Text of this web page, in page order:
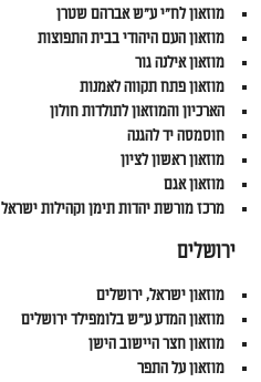
מוזאון לח"י ע"ש אברהם שטרן
מוזאון העם היהודי בבית התפוצות
מוזאון אילנה גור
מוזאון פתח תקווה לאמנות
הארכיון והמוזאון לתולדות חולון
חוסמסה יד להגנה
מוזאון ראשון לציון
מוזאון אגם
מרכז מורשת יהדות תימן וקהילות ישראל
ירושלים
מוזאון ישראל, ירושלים
מוזאון המדע ע"ש בלומפילד ירושלים
מוזאון חצר היישוב הישן
מוזאון על התפר